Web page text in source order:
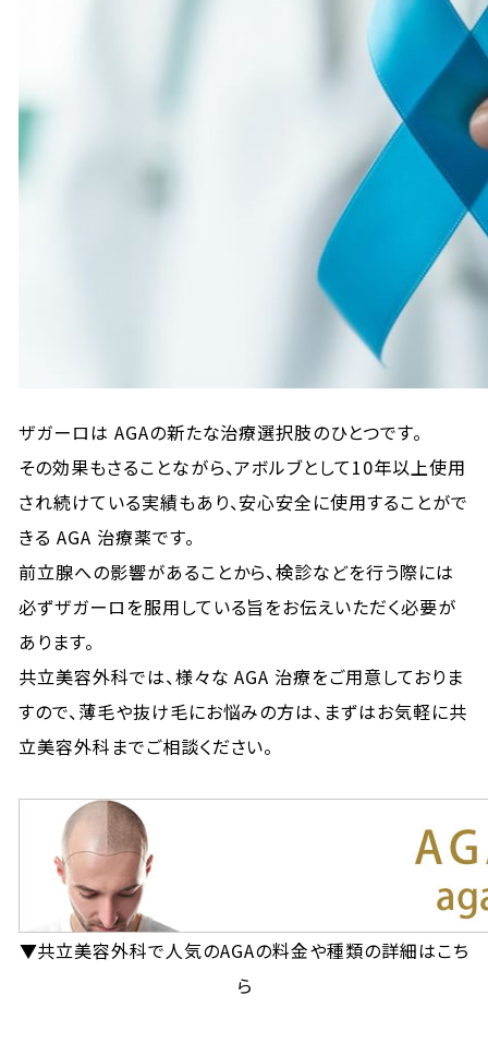
ザガーロは AGAの新たな治療選択肢のひとつです。
その効果もさることながら、アボルブとして10年以上使用
され続けている実績もあり、安心安全に使用することがで
きる AGA 治療薬です。
前立腺への影響があることから、検診などを行う際には
必ずザガーロを服用している旨をお伝えいただく必要が
あります。
共立美容外科では、様々な AGA 治療をご用意しておりま
すので、薄毛や抜け毛にお悩みの方は、まずはお気軽に共
立美容外科までご相談ください。
▼共立美容外科で人気のAGAの料金や種類の詳細はこち
ら